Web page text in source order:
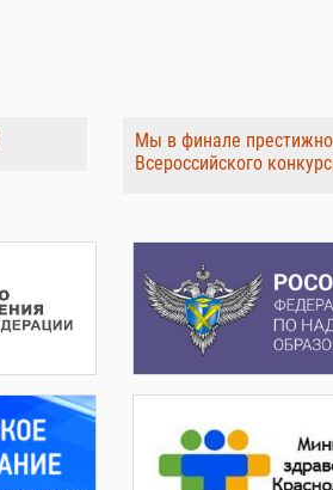
Мы в финале
Всероссийского